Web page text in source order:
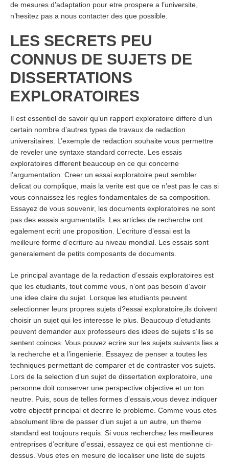
de mesures d’adaptation pour etre prospere a l’universite,
n’hesitez pas a nous contacter des que possible.
LES SECRETS PEU
CONNUS DE SUJETS DE
DISSERTATIONS
EXPLORATOIRES
Il est essentiel de savoir qu’un rapport exploratoire differe d’un
certain nombre d’autres types de travaux de redaction
universitaires. L’exemple de redaction souhaite vous permettre
de reveler une syntaxe standard correcte. Les essais
exploratoires different beaucoup en ce qui concerne
l’argumentation. Creer un essai exploratoire peut sembler
delicat ou complique, mais la verite est que ce n’est pas le cas si
vous connaissez les regles fondamentales de sa composition.
Essayez de vous souvenir, les documents exploratoires ne sont
pas des essais argumentatifs. Les articles de recherche ont
egalement ecrit une proposition. L’ecriture d’essai est la
meilleure forme d’ecriture au niveau mondial. Les essais sont
generalement de petits composants de documents.
Le principal avantage de la redaction d’essais exploratoires est
que les etudiants, tout comme vous, n’ont pas besoin d’avoir
une idee claire du sujet. Lorsque les etudiants peuvent
selectionner leurs propres sujets d?essai exploratoire,ils doivent
choisir un sujet qui les interesse le plus. Beaucoup d’etudiants
peuvent demander aux professeurs des idees de sujets s’ils se
sentent coinces. Vous pouvez ecrire sur les sujets suivants lies a
la recherche et a l’ingenierie. Essayez de penser a toutes les
techniques permettant de comparer et de contraster vos sujets.
Lors de la selection d’un sujet de dissertation exploratoire, une
personne doit conserver une perspective objective et un ton
neutre. Puis, sous de telles formes d’essais,vous devez indiquer
votre objectif principal et decrire le probleme. Comme vous etes
absolument libre de passer d’un sujet a un autre, un theme
standard est toujours requis. Si vous recherchez les meilleures
entreprises d’ecriture d’essai, essayez ce qui est mentionne ci-
dessus. Vous etes en mesure de localiser une liste de sujets